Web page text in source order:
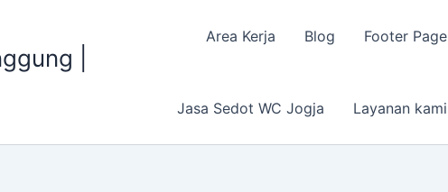
|
Area Kerja Blog Footer Page
Jasa Sedot WC Jogja Layanan kami